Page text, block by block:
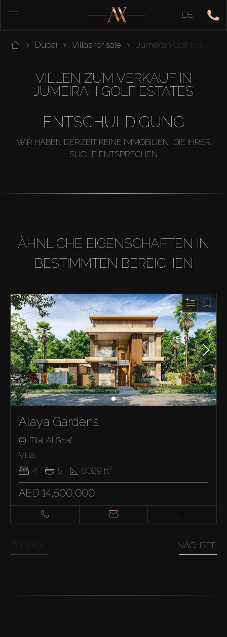
DE
Dubai Villas for sale Jumeirah Golf Estates
VILLEN ZUM VERKAUF IN
JUMEIRAH GOLF ESTATES
ENTSCHULDIGUNG
WIR HABEN DERZEIT KEINE IMMOBILIEN, DIE IHRER
SUCHE ENTSPRECHEN
ÄHNLICHE EIGENSCHAFTEN IN
BESTIMMTEN BEREICHEN
Alaya Gardens
Tilal Al Ghaf
Villa
4
5 6029 ft²
AED 14,500,000
NÄCHSTE